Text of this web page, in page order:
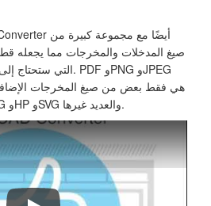
صيغ المدخلات والمخرجات مما يجعله
الصيغ المصدرية DWG وHG وHP وSVG والعديد غيرها.